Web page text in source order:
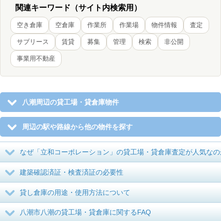
関連キーワード（サイト内検索用）
空き倉庫 空倉庫 作業所 作業場 物件情報 査定
サブリース 賃貸 募集 管理 検索 非公開
事業用不動産
八潮周辺の貸工場・貸倉庫物件
周辺の駅や路線から他の物件を探す
なぜ「立和コーポレーション」の貸工場・貸倉庫査定が人気な
建築確認済証・検査済証の必要性
貸し倉庫の用途・使用方法について
八潮市八潮の貸工場・貸倉庫に関するFAQ